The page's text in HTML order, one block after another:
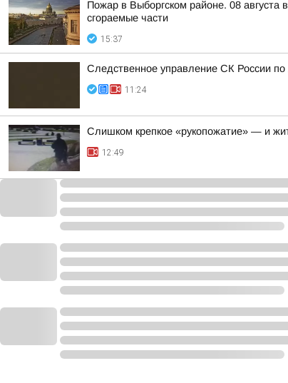
Пожар в Выборгском районе. 08 августа
сгораемые части
15:37
Следственное управление СК России по
11:24
Слишком крепкое «рукопожатие» — и
12:49